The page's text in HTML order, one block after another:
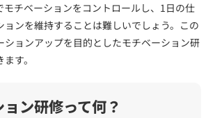
モチベーションをコントロールし、1日の仕
ョンを維持することは難しいでしょう。この
ションアップを目的としたモチベーション研
す。
ン研修って何？